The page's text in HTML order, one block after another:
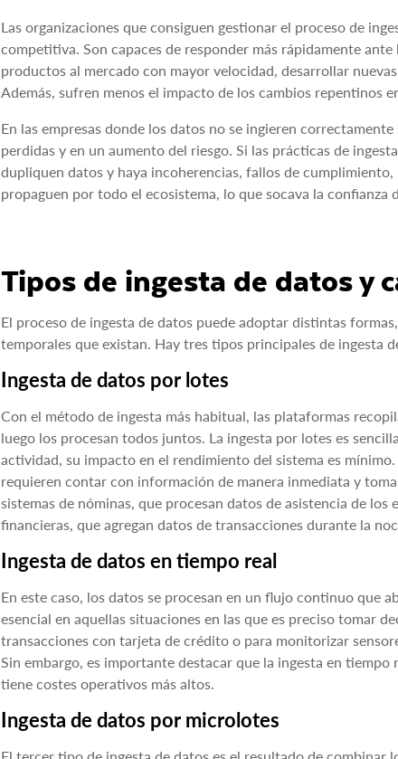
Las organizaciones que consiguen gestionar el proceso de
competitiva. Son capaces de responder más rápidamente
productos al mercado con mayor velocidad, desarrollar
Además, sufren menos el impacto de los cambios repentinos
En las empresas donde los datos no se ingieren
perdidas y en un aumento del riesgo. Si las prácticas de
dupliquen datos y haya incoherencias, fallos de
propaguen por todo el ecosistema, lo que socava la
Tipos de ingesta de datos y
El proceso de ingesta de datos puede adoptar distintas
temporales que existan. Hay tres tipos principales de ingesta
Ingesta de datos por lotes
Con el método de ingesta más habitual, las plataformas
luego los procesan todos juntos. La ingesta por lotes es
actividad, su impacto en el rendimiento del sistema es
requieren contar con información de manera inmediata y
sistemas de nóminas, que procesan datos de asistencia de
financieras, que agregan datos de transacciones durante la
Ingesta de datos en tiempo real
En este caso, los datos se procesan en un flujo continuo que
esencial en aquellas situaciones en las que es preciso tomar
transacciones con tarjeta de crédito o para monitorizar
Sin embargo, es importante destacar que la ingesta en
tiene costes operativos más altos.
Ingesta de datos por microlotes